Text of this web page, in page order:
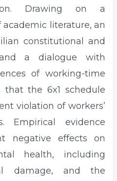
Drawing on a
literature, an
constitutional and
a dialogue with
of working-time
the 6x1 schedule
violation of workers’
Empirical evidence
negative effects on
health, including
damage, and the